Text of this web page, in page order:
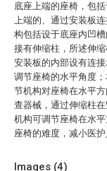
底座上端的座椅，包
上端的、通过安装板
构包括设于底座内凹
接有伸缩柱，所述伸
安装板的内部设有连
调节座椅的水平角度
节机构对座椅在水平
查器械，通过伸缩柱
机构可调节座椅在水
座椅的难度，减小医护
Images (4)